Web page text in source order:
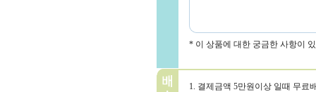
* 이 상품에 대한 궁금한 사항이
1. 결제금액 5만원이상 일때 무료